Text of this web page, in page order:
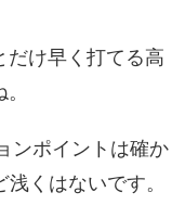
だけ早く打てる高
ンポイントは確か
くはないです。